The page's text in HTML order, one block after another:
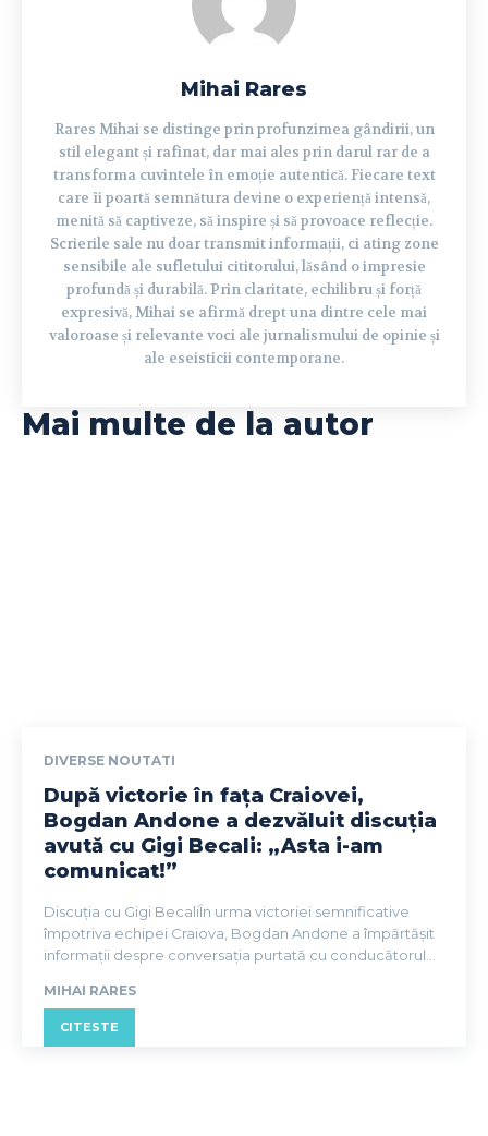
Mihai Rares
Rares Mihai se distinge prin profunzimea gândirii, un
stil elegant și rafinat, dar mai ales prin darul rar de a
transforma cuvintele în emoție autentică. Fiecare text
care îi poartă semnătura devine o experiență intensă,
menită să captiveze, să inspire și să provoace reflecție.
Scrierile sale nu doar transmit informații, ci ating zone
sensibile ale sufletului cititorului, lăsând o impresie
profundă și durabilă. Prin claritate, echilibru și forță
expresivă, Mihai se afirmă drept una dintre cele mai
valoroase și relevante voci ale jurnalismului de opinie și
ale eseisticii contemporane.
Mai multe de la autor
DIVERSE NOUTATI
După victorie în fața Craiovei,
Bogdan Andone a dezvăluit discuția
avută cu Gigi Becali: „Asta i-am
comunicat!”
Discuția cu Gigi BecaliÎn urma victoriei semnificative
împotriva echipei Craiova, Bogdan Andone a împărtășit
informații despre conversația purtată cu conducătorul...
MIHAI RARES
CITESTE